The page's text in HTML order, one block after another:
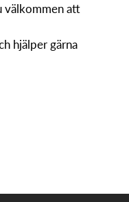
välkommen att
hjälper gärna